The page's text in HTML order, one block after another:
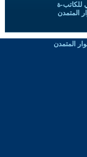
للكاتب-ة
المتمدن
المتمدن